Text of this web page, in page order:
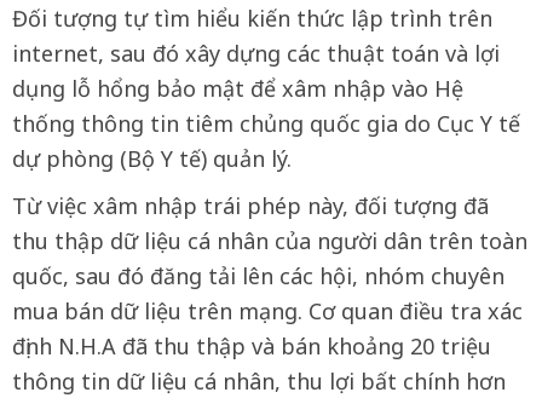
Đối tượng tự tìm hiểu kiến thức lập trình trên
internet, sau đó xây dựng các thuật toán và lợi
dụng lỗ hổng bảo mật để xâm nhập vào Hệ
thống thông tin tiêm chủng quốc gia do Cục Y tế
dự phòng (Bộ Y tế) quản lý.
Từ việc xâm nhập trái phép này, đối tượng đã
thu thập dữ liệu cá nhân của người dân trên toàn
quốc, sau đó đăng tải lên các hội, nhóm chuyên
mua bán dữ liệu trên mạng. Cơ quan điều tra xác
định N.H.A đã thu thập và bán khoảng 20 triệu
thông tin dữ liệu cá nhân, thu lợi bất chính hơn